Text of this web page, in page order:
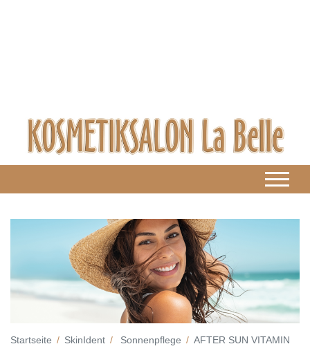
Startseite SkinIdent Sonnenpflege AFTER SUN VITAMIN